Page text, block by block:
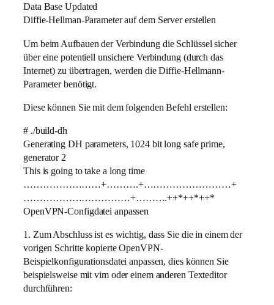
Data Base Updated
Diffie-Hellman-Parameter auf dem Server erstellen
Um beim Aufbauen der Verbindung die Schlüssel sicher
über eine potentiell unsichere Verbindung (durch das
Internet) zu übertragen, werden die Diffie-Hellmann-
Parameter benötigt.
Diese können Sie mit dem folgenden Befehl erstellen:
# ./build-dh
Generating DH parameters, 1024 bit long safe prime,
generator 2
This is going to take a long time
……………………+……….+………………………+
……………………………+……….++*++*++*
OpenVPN-Configdatei anpassen
1. Zum Abschluss ist es wichtig, dass Sie die in einem der
vorigen Schritte kopierte OpenVPN-
Beispielkonfigurationsdatei anpassen, dies können Sie
beispielsweise mit vim oder einem anderen Texteditor
durchführen: